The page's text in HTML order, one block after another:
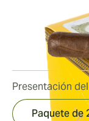
Medidor de
Longitud:102
5
Presentación
Paquete de